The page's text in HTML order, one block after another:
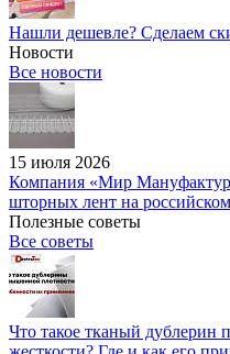
Нашли дешевле? Сделаем
Новости
Все новости
15 июля 2026
Компания «Мир
шторных лент на
Полезные советы
Все советы
Что такое тканый дублерин